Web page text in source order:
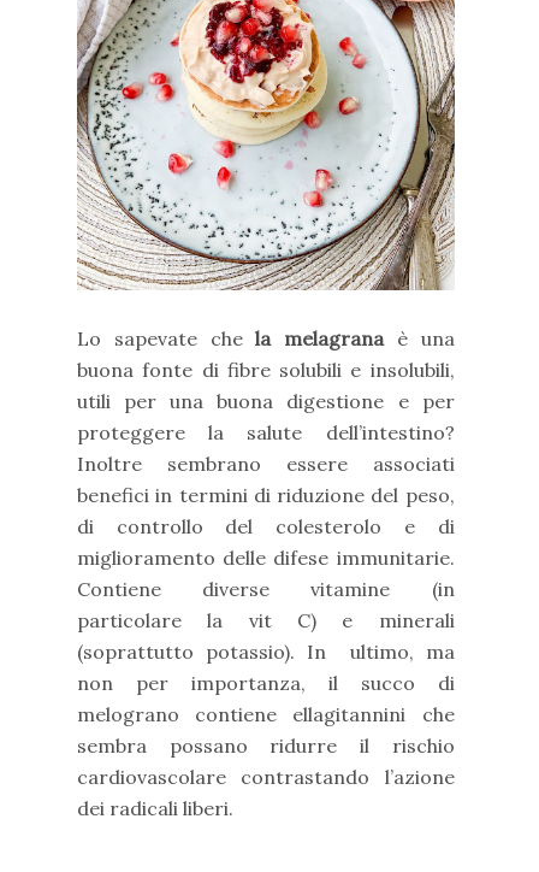
Lo sapevate chela melagranaè una
buona fonte di fibre solubili e insolubili,
utili per una buona digestione e per
proteggere la salute dell’intestino?
Inoltre sembrano essere associati
benefici in termini di riduzione del peso,
di controllo del colesterolo e di
miglioramento delle difese immunitarie.
Contiene diverse vitamine (in
particolare la vit C) e minerali
(soprattutto potassio). In ultimo, ma
non per importanza, il succo di
melograno contiene ellagitannini che
sembra possano ridurre il rischio
cardiovascolare contrastando l’azione
dei radicali liberi.